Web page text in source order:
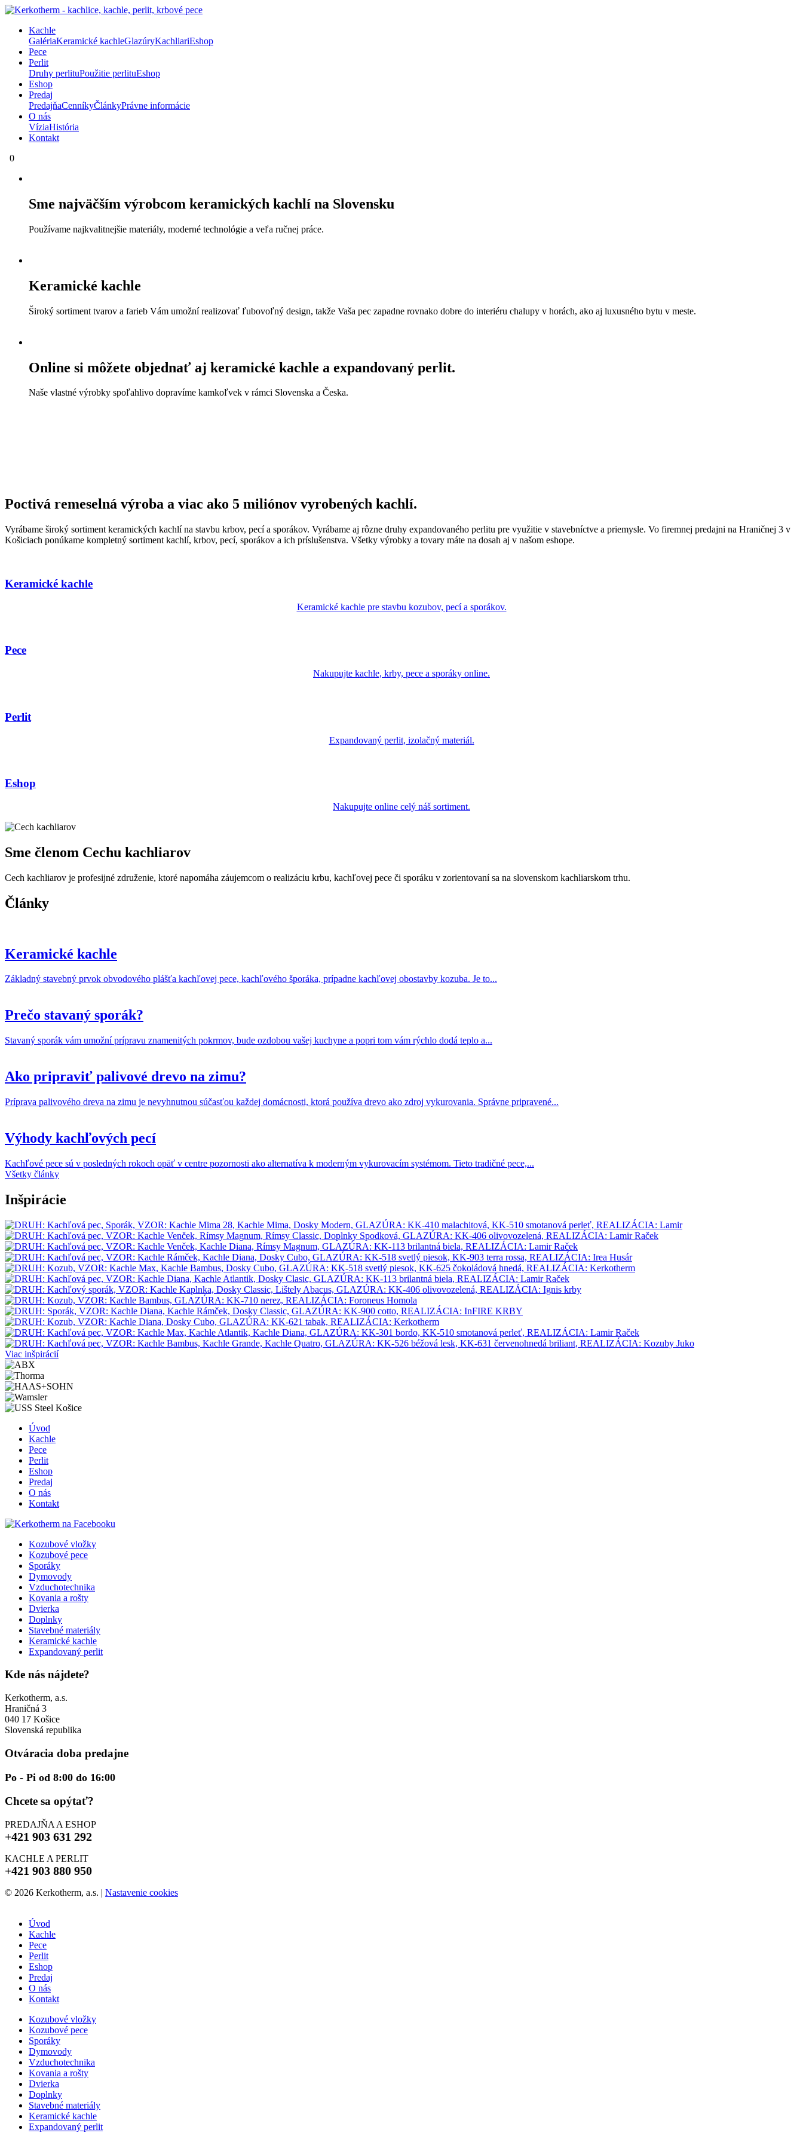
Kachle
GalériaKeramické kachleGlazúryKachliariEshop
Pece
Perlit
Druhy perlituPoužitie perlituEshop
Eshop
Predaj
PredajňaCenníkyČlánkyPrávne informácie
O nás
VíziaHistória
Kontakt
0
Sme najväčším výrobcom keramických kachlí na Slovensku
Používame najkvalitnejšie materiály, moderné technológie a veľa ručnej práce.
Keramické kachle
Široký sortiment tvarov a farieb Vám umožní realizovať ľubovoľný design, takže Vaša pec zapadne rovnako dobre do interiéru chalupy v horách, ako aj luxusného bytu v meste.
Online si môžete objednať aj keramické kachle a expandovaný perlit.
Naše vlastné výrobky spoľahlivo dopravíme kamkoľvek v rámci Slovenska a Česka.
Poctivá remeselná výroba a viac ako 5 miliónov vyrobených kachlí.
Vyrábame široký sortiment keramických kachlí na stavbu krbov, pecí a sporákov. Vyrábame aj rôzne druhy expandovaného perlitu pre využitie v stavebníctve a priemysle. Vo firemnej predajni na Hraničnej 3 v
Košiciach ponúkame kompletný sortiment kachlí, krbov, pecí, sporákov a ich príslušenstva. Všetky výrobky a tovary máte na dosah aj v našom eshope.
Keramické kachle
Keramické kachle pre stavbu kozubov, pecí a sporákov.
Pece
Nakupujte kachle, krby, pece a sporáky online.
Perlit
Expandovaný perlit, izolačný materiál.
Eshop
Nakupujte online celý náš sortiment.
Sme členom Cechu kachliarov
Cech kachliarov je profesijné združenie, ktoré napomáha záujemcom o realizáciu krbu, kachľovej pece či sporáku v zorientovaní sa na slovenskom kachliarskom trhu.
Články
Keramické kachle
Základný stavebný prvok obvodového plášťa kachľovej pece, kachľového šporáka, prípadne kachľovej obostavby kozuba. Je to...
Prečo stavaný sporák?
Stavaný sporák vám umožní prípravu znamenitých pokrmov, bude ozdobou vašej kuchyne a popri tom vám rýchlo dodá teplo a...
Ako pripraviť palivové drevo na zimu?
Príprava palivového dreva na zimu je nevyhnutnou súčasťou každej domácnosti, ktorá používa drevo ako zdroj vykurovania. Správne pripravené...
Výhody kachľových pecí
Kachľové pece sú v posledných rokoch opäť v centre pozornosti ako alternatíva k moderným vykurovacím systémom. Tieto tradičné pece,...
Všetky články
Inšpirácie
Viac inšpirácií
Úvod
Kachle
Pece
Perlit
Eshop
Predaj
O nás
Kontakt
Kozubové vložky
Kozubové pece
Sporáky
Dymovody
Vzduchotechnika
Kovania a rošty
Dvierka
Doplnky
Stavebné materiály
Keramické kachle
Expandovaný perlit
Kde nás nájdete?
Kerkotherm, a.s.
Hraničná 3
040 17 Košice
Slovenská republika
Otváracia doba predajne
Po - Pi od 8:00 do 16:00
Chcete sa opýtať?
PREDAJŇA A ESHOP
+421 903 631 292
KACHLE A PERLIT
+421 903 880 950
© 2026 Kerkotherm, a.s. | Nastavenie cookies
Úvod
Kachle
Pece
Perlit
Eshop
Predaj
O nás
Kontakt
Kozubové vložky
Kozubové pece
Sporáky
Dymovody
Vzduchotechnika
Kovania a rošty
Dvierka
Doplnky
Stavebné materiály
Keramické kachle
Expandovaný perlit